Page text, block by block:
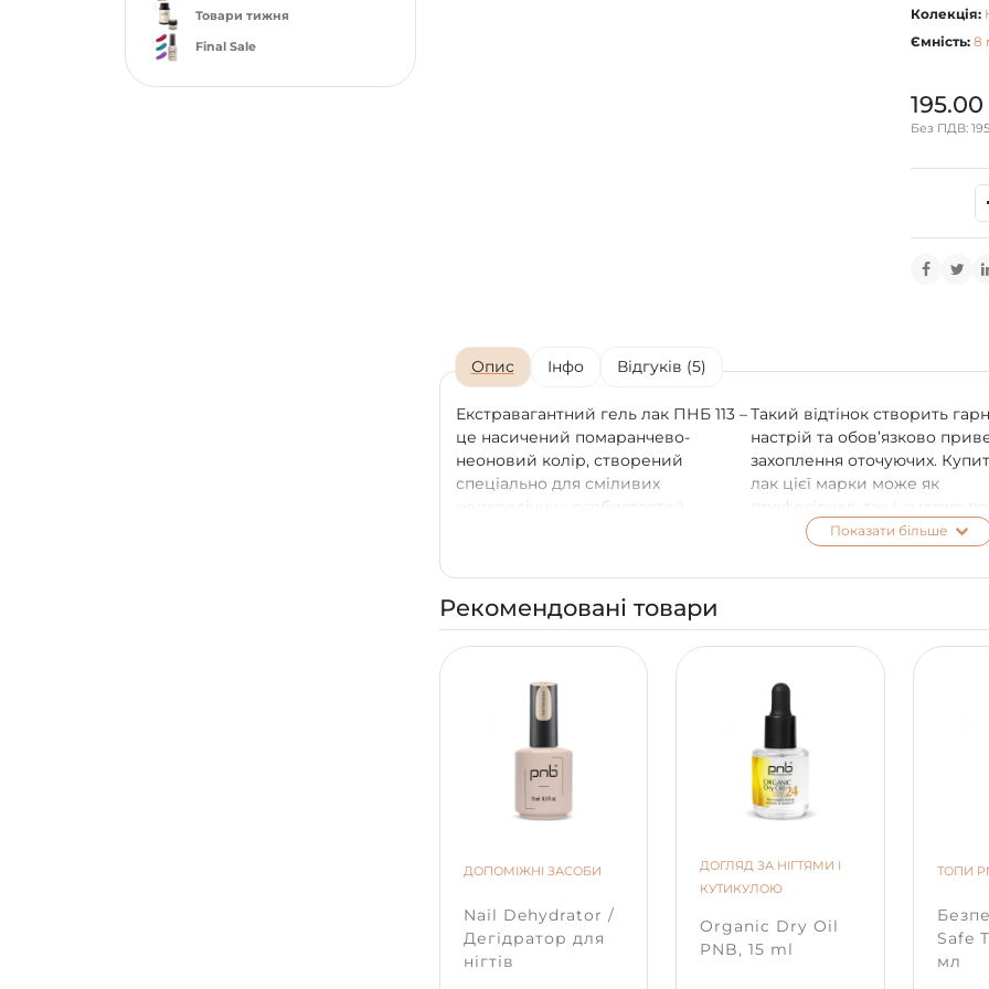
Товари тижня
Final Sale
Колекція:
Ємність: 8
Без ПДВ:
Опис Інфо Відгуків (5)
Екстравагантний гель лак ПНБ 113 –
це насичений помаранчево-
неоновий колір, створений
спеціально для сміливих
непересічних особистостей.
Такий відтінок створить
настрій та обов’язково
захоплення оточуючих.
лак цієї марки може як
професіонал, так і аматор:
легко й бездоганно лягає на
нігтьову пластину, вкриваючи
рівномірним шаром.
вимагає яскравого ней-арту,
для повсякденного
це відповідає Вашому
гель лак є надзвичайно
може прикрашати Ваші
три тижні.
Показати більше
Рекомендовані товари
ДОПОМІЖНІ ЗАСОБИ
Nail Dehydrator /
Дегідратор для
нігтів
ДОГЛЯД ЗА НІГТЯМИ І
КУТИКУЛОЮ
Organic Dry Oil
PNB, 15 ml
ТОПИ
Safe
мл